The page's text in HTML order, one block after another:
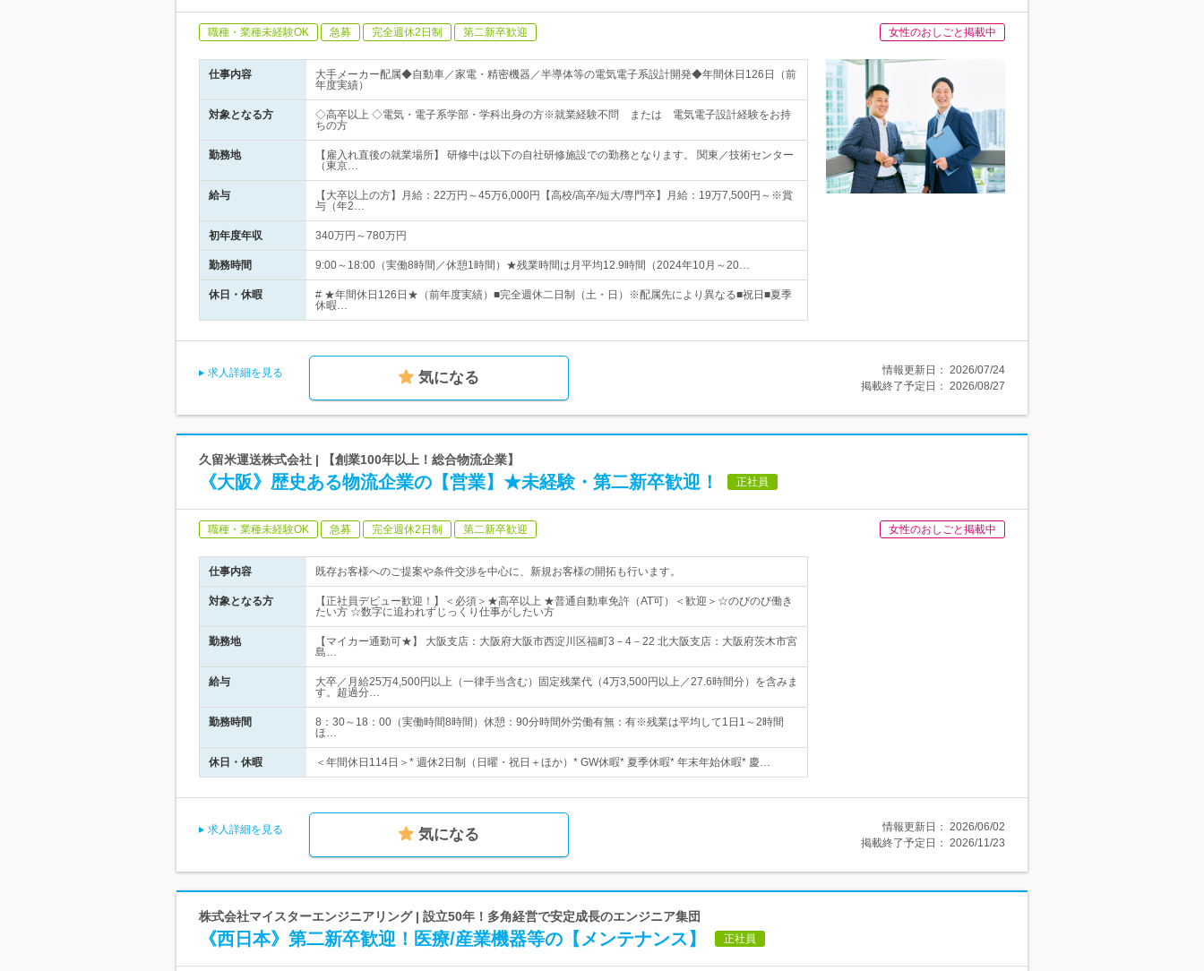
職種・業種未経験OK 急募 完全週休2日制 第二新卒歓迎 女性のおしごと掲載中
仕事内容
大手メーカー配属◆自動車／家電・精密機器／半導体等の電気電子系設計開発◆年間休日126日（前
年度実績）
対象となる方
◇高卒以上 ◇電気・電子系学部・学科出身の方※就業経験不問 または 電気電子設計経験をお持
ちの方
勤務地
【雇入れ直後の就業場所】 研修中は以下の自社研修施設での勤務となります。 関東／技術センター
（東京…
給与
【大卒以上の方】月給：22万円～45万6,000円【高校/高卒/短大/専門卒】月給：19万7,500円～※賞
与（年2…
初年度年収 340万円～780万円
勤務時間 9:00～18:00（実働8時間／休憩1時間）★残業時間は月平均12.9時間（2024年10月～20…
休日・休暇
# ★年間休日126日★（前年度実績）■完全週休二日制（土・日）※配属先により異なる■祝日■夏季
休暇…
求人詳細を見る 気になる 情報更新日： 2026/07/24
掲載終了予定日： 2026/08/27
久留米運送株式会社 | 【創業100年以上！総合物流企業】
《大阪》歴史ある物流企業の【営業】★未経験・第二新卒歓迎！ 正社員
職種・業種未経験OK 急募 完全週休2日制 第二新卒歓迎 女性のおしごと掲載中
仕事内容 既存お客様へのご提案や条件交渉を中心に、新規お客様の開拓も行います。
対象となる方
【正社員デビュー歓迎！】＜必須＞★高卒以上 ★普通自動車免許（AT可）＜歓迎＞☆のびのび働き
たい方 ☆数字に追われずじっくり仕事がしたい方
勤務地
【マイカー通勤可★】 大阪支店：大阪府大阪市西淀川区福町3－4－22 北大阪支店：大阪府茨木市宮
島…
給与
大卒／月給25万4,500円以上（一律手当含む）固定残業代（4万3,500円以上／27.6時間分）を含みま
す。超過分…
勤務時間
8：30～18：00（実働時間8時間）休憩：90分時間外労働有無：有※残業は平均して1日1～2時間
ほ…
休日・休暇 ＜年間休日114日＞* 週休2日制（日曜・祝日＋ほか）* GW休暇* 夏季休暇* 年末年始休暇* 慶…
求人詳細を見る 気になる 情報更新日： 2026/06/02
掲載終了予定日： 2026/11/23
株式会社マイスターエンジニアリング | 設立50年！多角経営で安定成長のエンジニア集団
《西日本》第二新卒歓迎！医療/産業機器等の【メンテナンス】 正社員